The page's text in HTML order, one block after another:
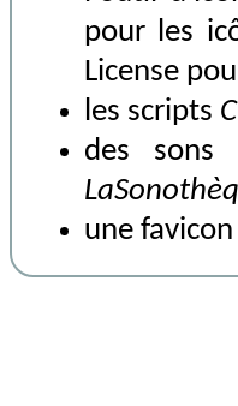
pour les
License
les scripts
des sons
une